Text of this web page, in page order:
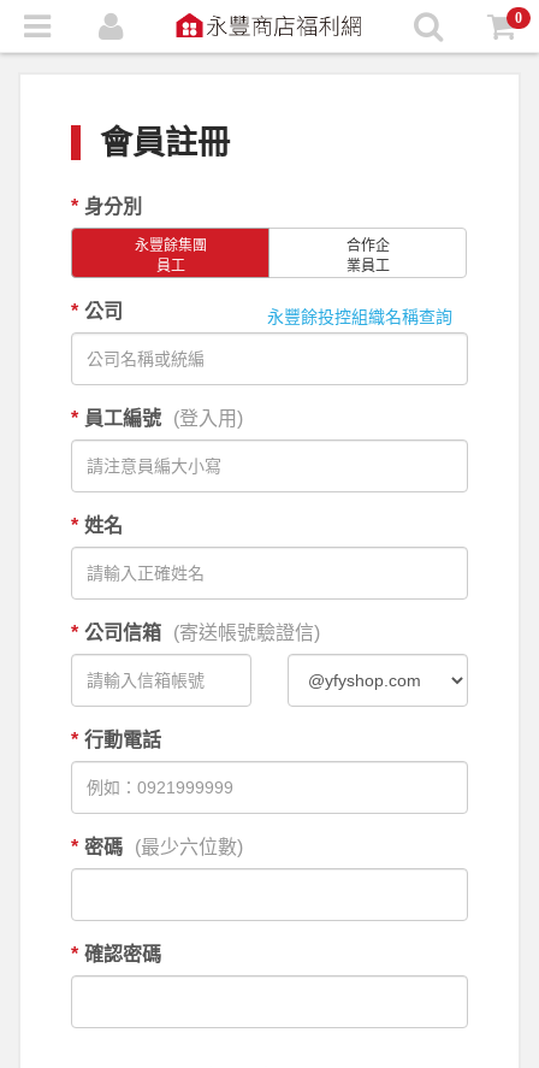
0
會員註冊
* 身分別
永豐餘集團
員工
合作企
業員工
* 公司 永豐餘投控組織名稱查詢
* 員工編號 (登入用)
* 姓名
* 公司信箱 (寄送帳號驗證信)
* 行動電話
* 密碼 (最少六位數)
* 確認密碼